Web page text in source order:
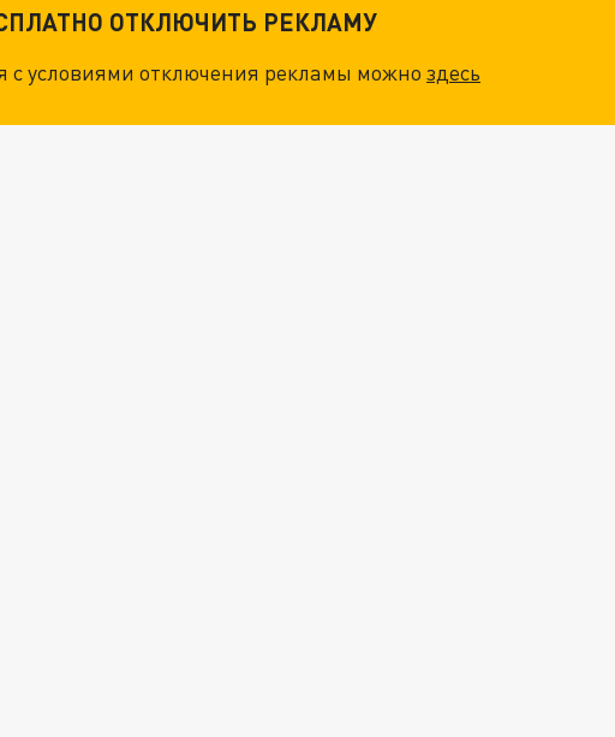
ОТКЛЮЧИТЬ РЕКЛАМУ
с условиями отключения рекламы можноздесь